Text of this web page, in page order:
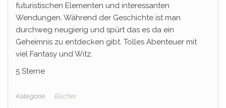
futuristischen Elementen und interessanten
Wendungen. Während der Geschichte ist man
durchweg neugierig und spürt das es da ein
Geheimnis zu entdecken gibt. Tolles Abenteuer mit
viel Fantasy und Witz.
5 Sterne
Kategorie Bücher